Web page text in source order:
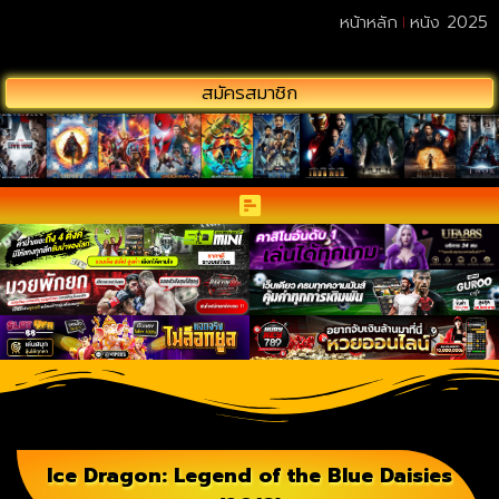
สมัครสมาชิก
หน้าหลัก หนัง 2025
Ice Dragon: Legend of the Blue Daisies